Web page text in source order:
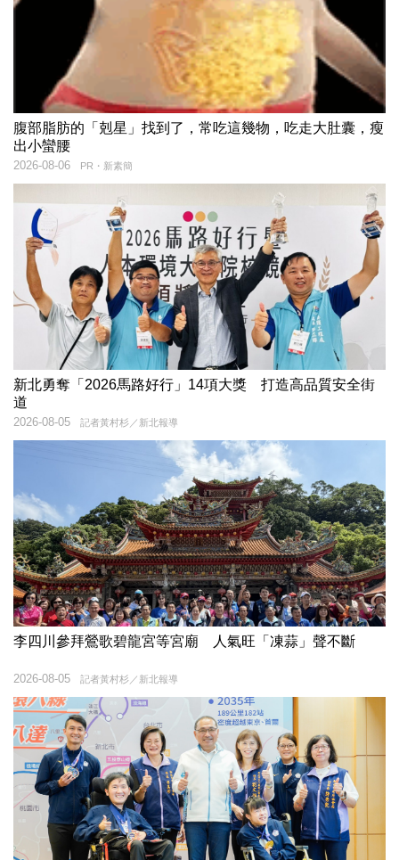
腹部脂肪的「剋星」找到了，常吃這幾物，吃走大肚囊，瘦
出小蠻腰
PR・新素簡
2026-08-06
新北勇奪「2026馬路好行」14項大獎 打造高品質安全街
道
記者黃村杉／新北報導
2026-08-05
李四川參拜鶯歌碧龍宮等宮廟 人氣旺「凍蒜」聲不斷
記者黃村杉／新北報導
2026-08-05